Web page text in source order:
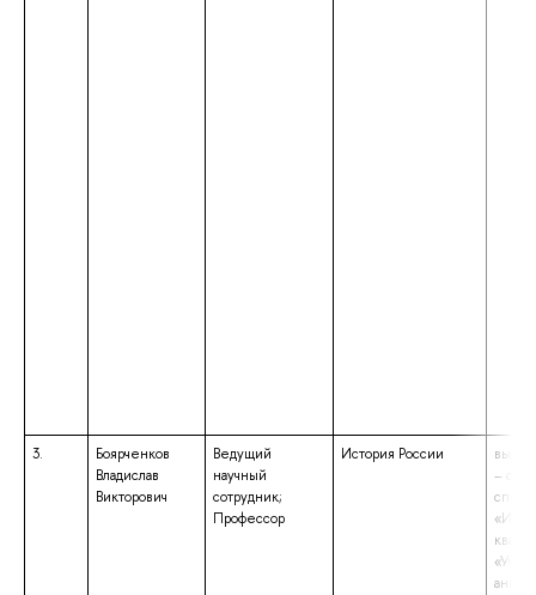
3.
Боярченков
Владислав
Викторович
Ведущий
научный
сотрудник;
Профессор
История России
–